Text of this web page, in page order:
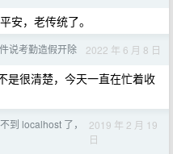
安，老传统了。
说考勤造假开除 2022 年 6 月 8 日
是很清楚，今天一直在忙着收
到 localhost 了，
2019 年 2 月 19
日